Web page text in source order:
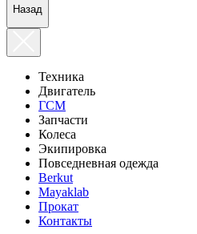
Назад
Техника
Двигатель
ГСМ
Запчасти
Колеса
Экипировка
Повседневная одежда
Berkut
Mayaklab
Прокат
Контакты